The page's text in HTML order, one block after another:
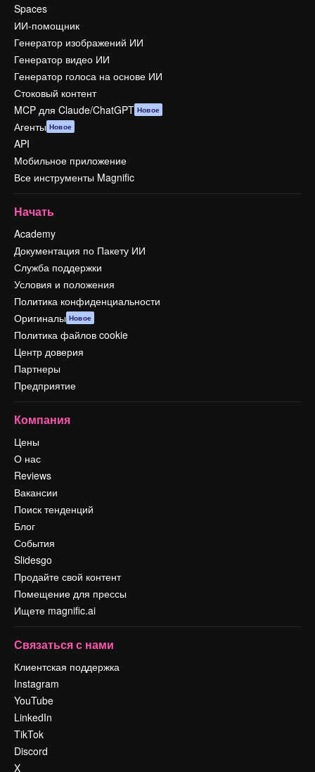
Spaces
ИИ-помощник
Генератор изображений ИИ
Генератор видео ИИ
Генератор голоса на основе ИИ
Стоковый контент
MCP для Claude/ChatGPT Новое
Агенты Новое
API
Мобильное приложение
Все инструменты Magnific
Начать
Academy
Документация по Пакету ИИ
Служба поддержки
Условия и положения
Политика конфиденциальности
Оригиналы Новое
Политика файлов cookie
Центр доверия
Партнеры
Предприятие
Компания
Цены
О нас
Reviews
Вакансии
Поиск тенденций
Блог
События
Slidesgo
Продайте свой контент
Помещение для прессы
Ищете magnific.ai
Связаться с нами
Клиентская поддержка
Instagram
YouTube
LinkedIn
TikTok
Discord
X